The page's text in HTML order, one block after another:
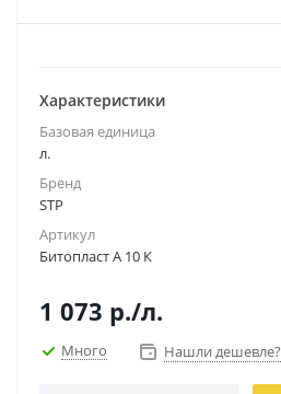
Характеристики
Базовая единица
л.
Бренд
STP
Артикул
Битопласт А 10 К
1 073 р./л.
Много Нашли дешевле?